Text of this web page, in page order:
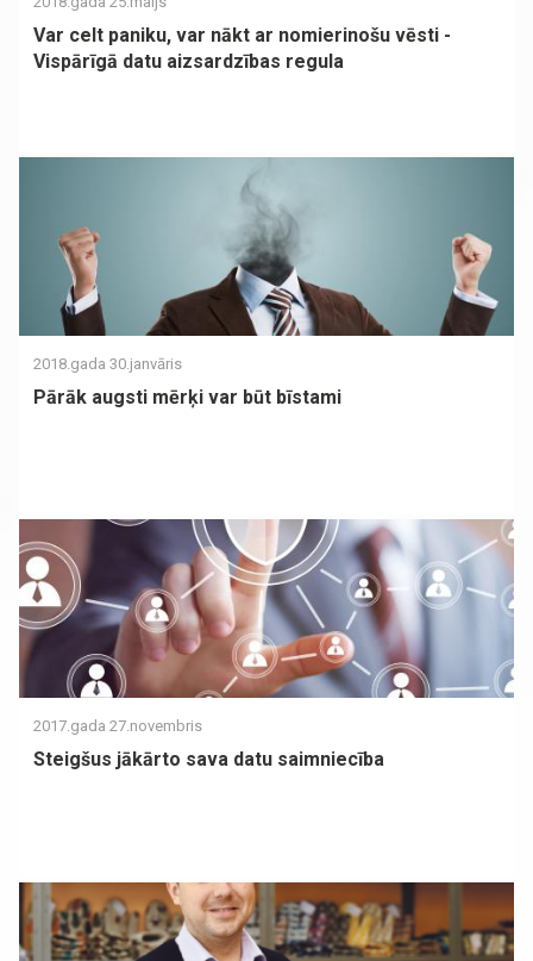
Var celt paniku, var nākt ar nomierinošu vēsti -
Vispārīgā datu aizsardzības regula
2018.gada 30.janvāris
Pārāk augsti mērķi var būt bīstami
2017.gada 27.novembris
Steigšus jākārto sava datu saimniecība